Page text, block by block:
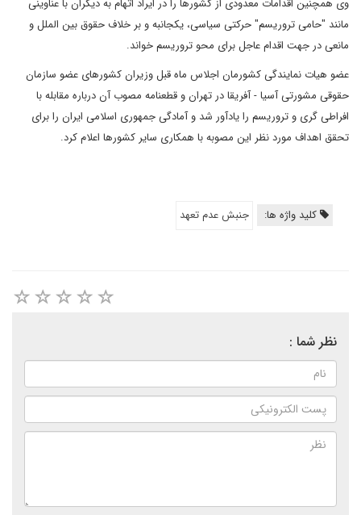
وی همچنین اقدامات معدودی از کشورها را در ایراد اتهام به دیگران با عناوینی
مانند "حامی تروریسم" حرکتی سیاسی، یکجانبه و بر خلاف حقوق بین الملل و
مانعی در جهت اقدام عاجل برای محو تروریسم خواند.
عضو هیات نمایندگی کشورمان اجلاس ماه قبل وزیران کشورهای عضو سازمان
حقوقی مشورتی آسیا - آفریقا در تهران و قطعنامه مصوب آن درباره مقابله با
افراطی گری و تروریسم را یادآور شد و آمادگی جمهوری اسلامی ایران را برای
تحقق اهداف مورد نظر این مصوبه با همکاری سایر کشورها اعلام کرد.
کلید واژه ها: جنبش عدم تعهد
نظر شما :